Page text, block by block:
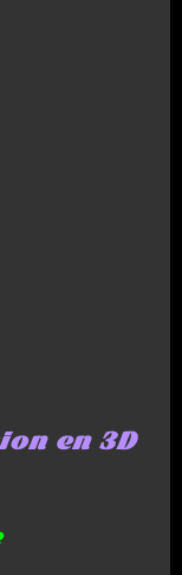
en 3D